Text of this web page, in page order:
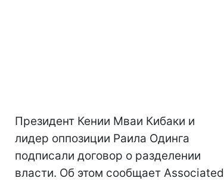
Президент Кении Мваи Кибаки и
лидер оппозиции Раила Одинга
подписали договор о разделении
власти. Об этом сообщает Associated